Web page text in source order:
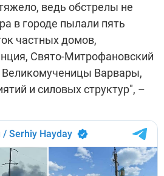
ведь обстрелы не
в городе пылали пять
частных домов,
Свято-Митрофановский
Варвары,
и силовых структур", –